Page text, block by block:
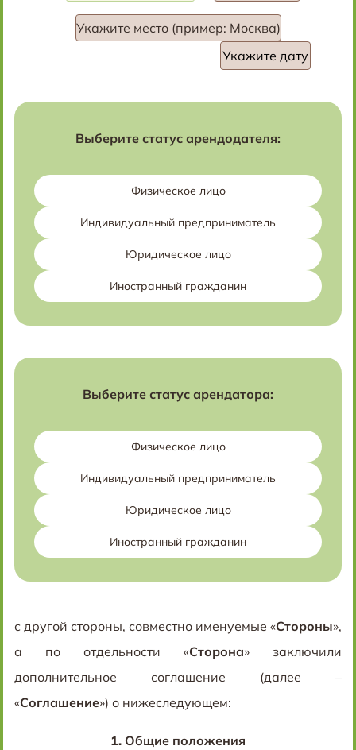
Укажите место (пример: Москва)
Выберите статус арендодателя:
Физическое лицо
Индивидуальный предприниматель
Юридическое лицо
Иностранный гражданин
Выберите статус арендатора:
Физическое лицо
Индивидуальный предприниматель
Юридическое лицо
Иностранный гражданин
с другой стороны, совместно именуемые «Стороны»,
а по отдельности «Сторона» заключили
дополнительное соглашение (далее –
«Соглашение») о нижеследующем:
1. Общие положения